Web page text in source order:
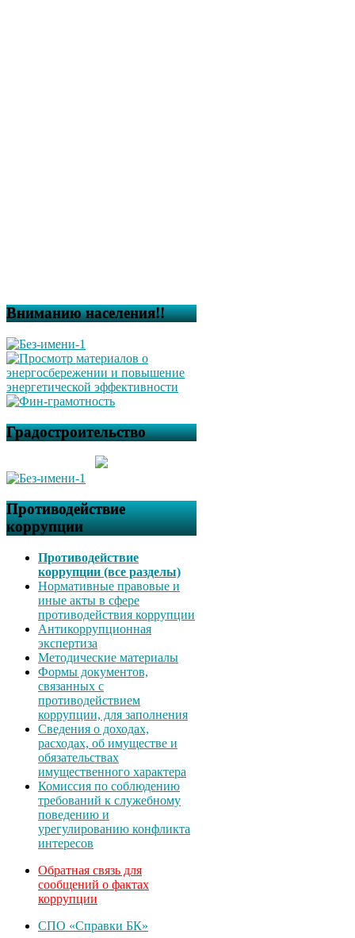
Вниманию населения!!
Градостроительство
Противодействие
коррупции
Противодействие
коррупции (все разделы)
Нормативные правовые и
иные акты в сфере
противодействия коррупции
Антикоррупционная
экспертиза
Методические материалы
Формы документов,
связанных с
противодействием
коррупции, для заполнения
Сведения о доходах,
расходах, об имуществе и
обязательствах
имущественного характера
Комиссия по соблюдению
требований к служебному
поведению и
урегулированию конфликта
интересов
Обратная связь для
сообщений о фактах
коррупции
СПО «Справки БК»